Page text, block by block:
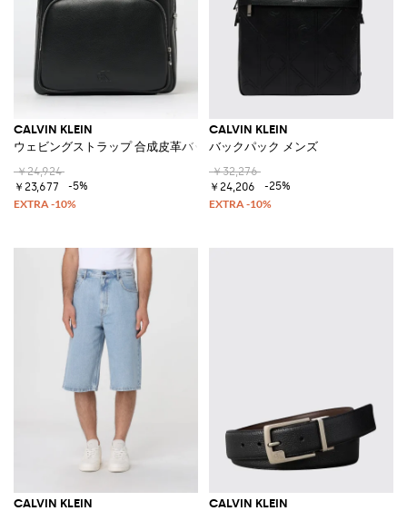
CALVIN KLEIN
ウェビングストラップ 合成皮革バックパック
￥24,924
￥23,677
-5%
CALVIN KLEIN
バックパック メンズ
￥32,276
￥24,206
-25%
CALVIN KLEIN CALVIN KLEIN